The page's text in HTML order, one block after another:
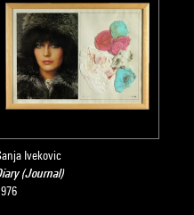
Ivekovic
(Journal)